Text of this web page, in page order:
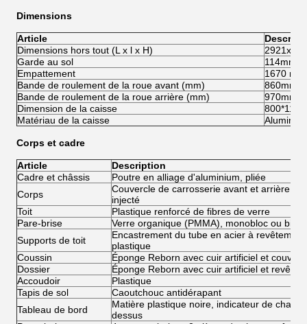
Dimensions
Article
Dimensions hors tout (L x l x H)
Garde au sol
114mm
Empattement
1670 mm
Bande de roulement de la roue avant (mm)
860mm
Bande de roulement de la roue arrière (mm)
970mm
Dimension de la caisse
Matériau de la caisse
Corps et cadre
Article
Description
Cadre et châssis
Poutre en alliage d'aluminium, pliée
Corps
Couvercle de carrosserie avant et arrière en
injecté
Toit
Plastique renforcé de fibres de verre
Pare-brise
Verre organique (PMMA), monobloc ou
Supports de toit
Encastrement du tube en acier à
plastique
Coussin
Éponge Reborn avec cuir artificiel et
Dossier
Éponge Reborn avec cuir artificiel et
Accoudoir
Plastique
Tapis de sol
Caoutchouc antidérapant
Tableau de bord
Matière plastique noire, indicateur de
dessus